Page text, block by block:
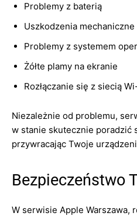
Problemy z baterią
Uszkodzenia mechaniczne
Problemy z systemem
Żółte plamy na ekranie
Rozłączanie się z siecią
Niezależnie od problemu,
w stanie skutecznie poradzić
przywracając Twoje
Bezpieczeństwo
W serwisie Apple Warszawa,